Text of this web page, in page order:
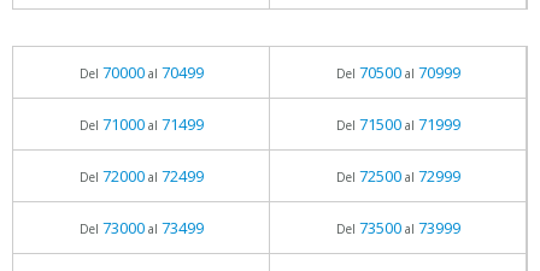
Del 70000al 70499 Del 70500al 70999
Del 71000al 71499 Del 71500al 71999
Del 72000al 72499 Del 72500al 72999
Del 73000al 73499 Del 73500al 73999